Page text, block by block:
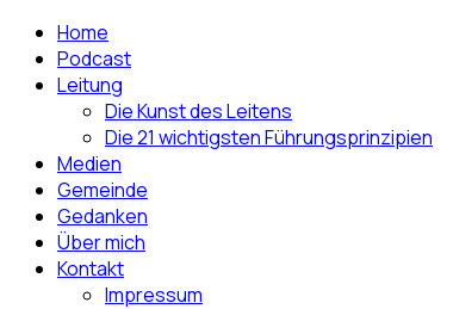
Home
Podcast
Leitung
Die Kunst des Leitens
Die 21 wichtigsten Führungsprinzipien
Medien
Gemeinde
Gedanken
Über mich
Kontakt
Impressum